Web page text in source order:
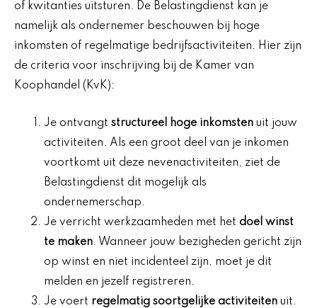
of kwitanties uitsturen. De Belastingdienst kan je
namelijk als ondernemer beschouwen bij hoge
inkomsten of regelmatige bedrijfsactiviteiten. Hier zijn
de criteria voor inschrijving bij de Kamer van
Koophandel (KvK):
Je ontvangt structureel hoge inkomsten uit jouw
activiteiten. Als een groot deel van je inkomen
voortkomt uit deze nevenactiviteiten, ziet de
Belastingdienst dit mogelijk als
ondernemerschap.
Je verricht werkzaamheden met het doel winst
te maken. Wanneer jouw bezigheden gericht zijn
op winst en niet incidenteel zijn, moet je dit
melden en jezelf registreren.
Je voert regelmatig soortgelijke activiteiten uit.